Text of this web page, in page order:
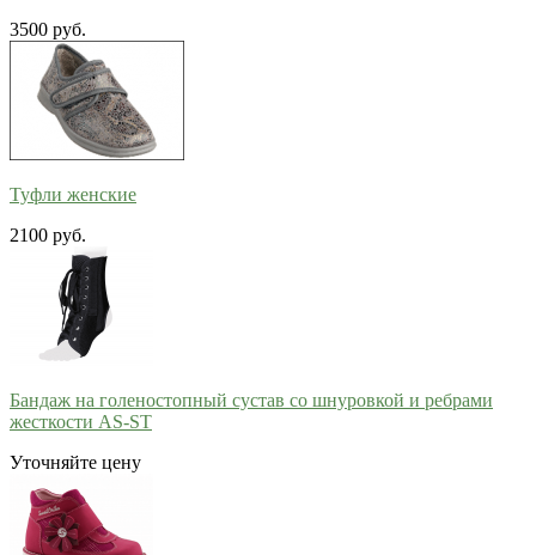
3500 руб.
Туфли женские
2100 руб.
Бандаж на голеностопный сустав со шнуровкой и ребрами
жесткости AS-ST
Уточняйте цену